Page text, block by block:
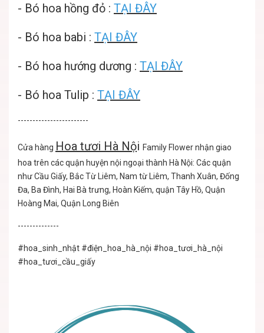
- Bó hoa hồng đỏ : TẠI ĐÂY
- Bó hoa babi : TẠI ĐÂY
- Bó hoa hướng dương : TẠI ĐÂY
- Bó hoa Tulip : TẠI ĐÂY
------------------------
Cửa hàng Hoa tươi Hà Nội Family Flower nhận giao
hoa trên các quận huyện nội ngoại thành Hà Nội: Các quận
như Cầu Giấy, Bắc Từ Liêm, Nam từ Liêm, Thanh Xuân, Đống
Đa, Ba Đình, Hai Bà trưng, Hoàn Kiếm, quận Tây Hồ, Quận
Hoàng Mai, Quận Long Biên
--------------
#hoa_sinh_nhật #điện_hoa_hà_nội #hoa_tươi_hà_nội
#hoa_tươi_cầu_giấy